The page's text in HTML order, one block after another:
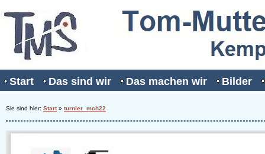
Start Das sind wir Das machen wir Bilder
Sie sind hier: Start» turnier_mch22